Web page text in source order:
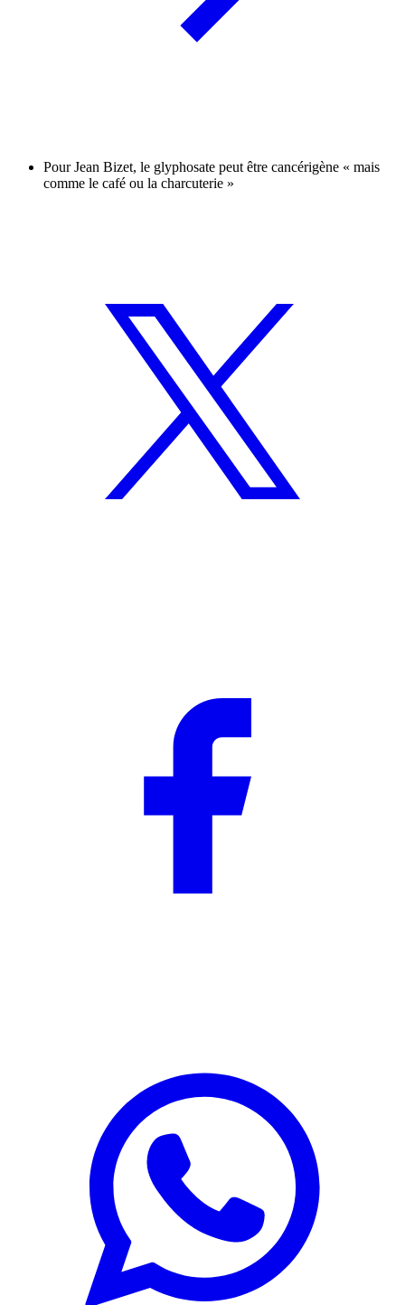
Pour Jean Bizet, le glyphosate peut être cancérigène « mais
comme le café ou la charcuterie »